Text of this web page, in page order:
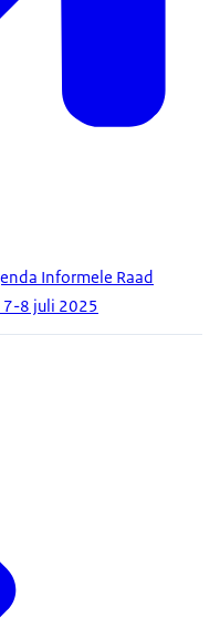
Informele Raad
7-8 juli 2025